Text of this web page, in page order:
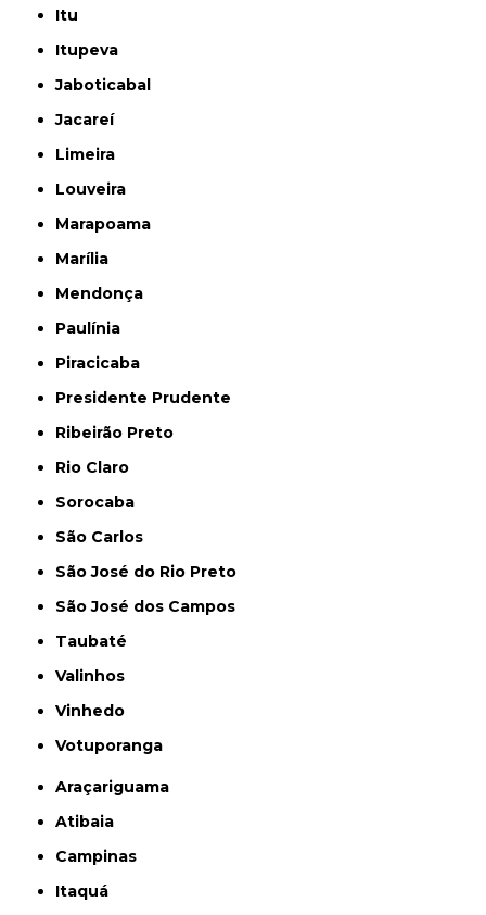
Itu
Itupeva
Jaboticabal
Jacareí
Limeira
Louveira
Marapoama
Marília
Mendonça
Paulínia
Piracicaba
Presidente Prudente
Ribeirão Preto
Rio Claro
Sorocaba
São Carlos
São José do Rio Preto
São José dos Campos
Taubaté
Valinhos
Vinhedo
Votuporanga
Araçariguama
Atibaia
Campinas
Itaquá